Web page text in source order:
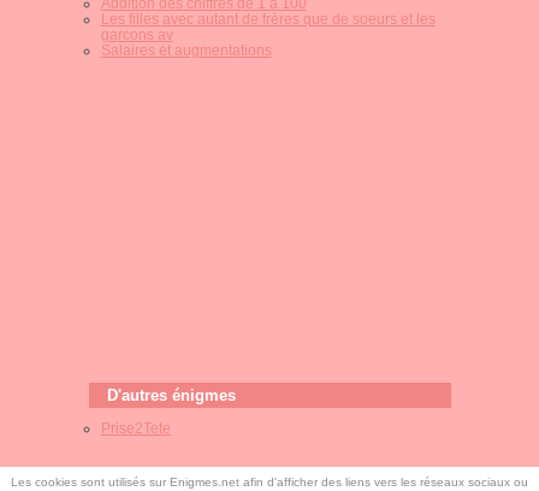
Les filles avec autant de frères que de soeurs et les
garcons av
Salaires et augmentations
D'autres énigmes
Prise2Tete
Les cookies sont utilisés sur Enigmes.net afin d'afficher des liens vers les réseaux sociaux ou